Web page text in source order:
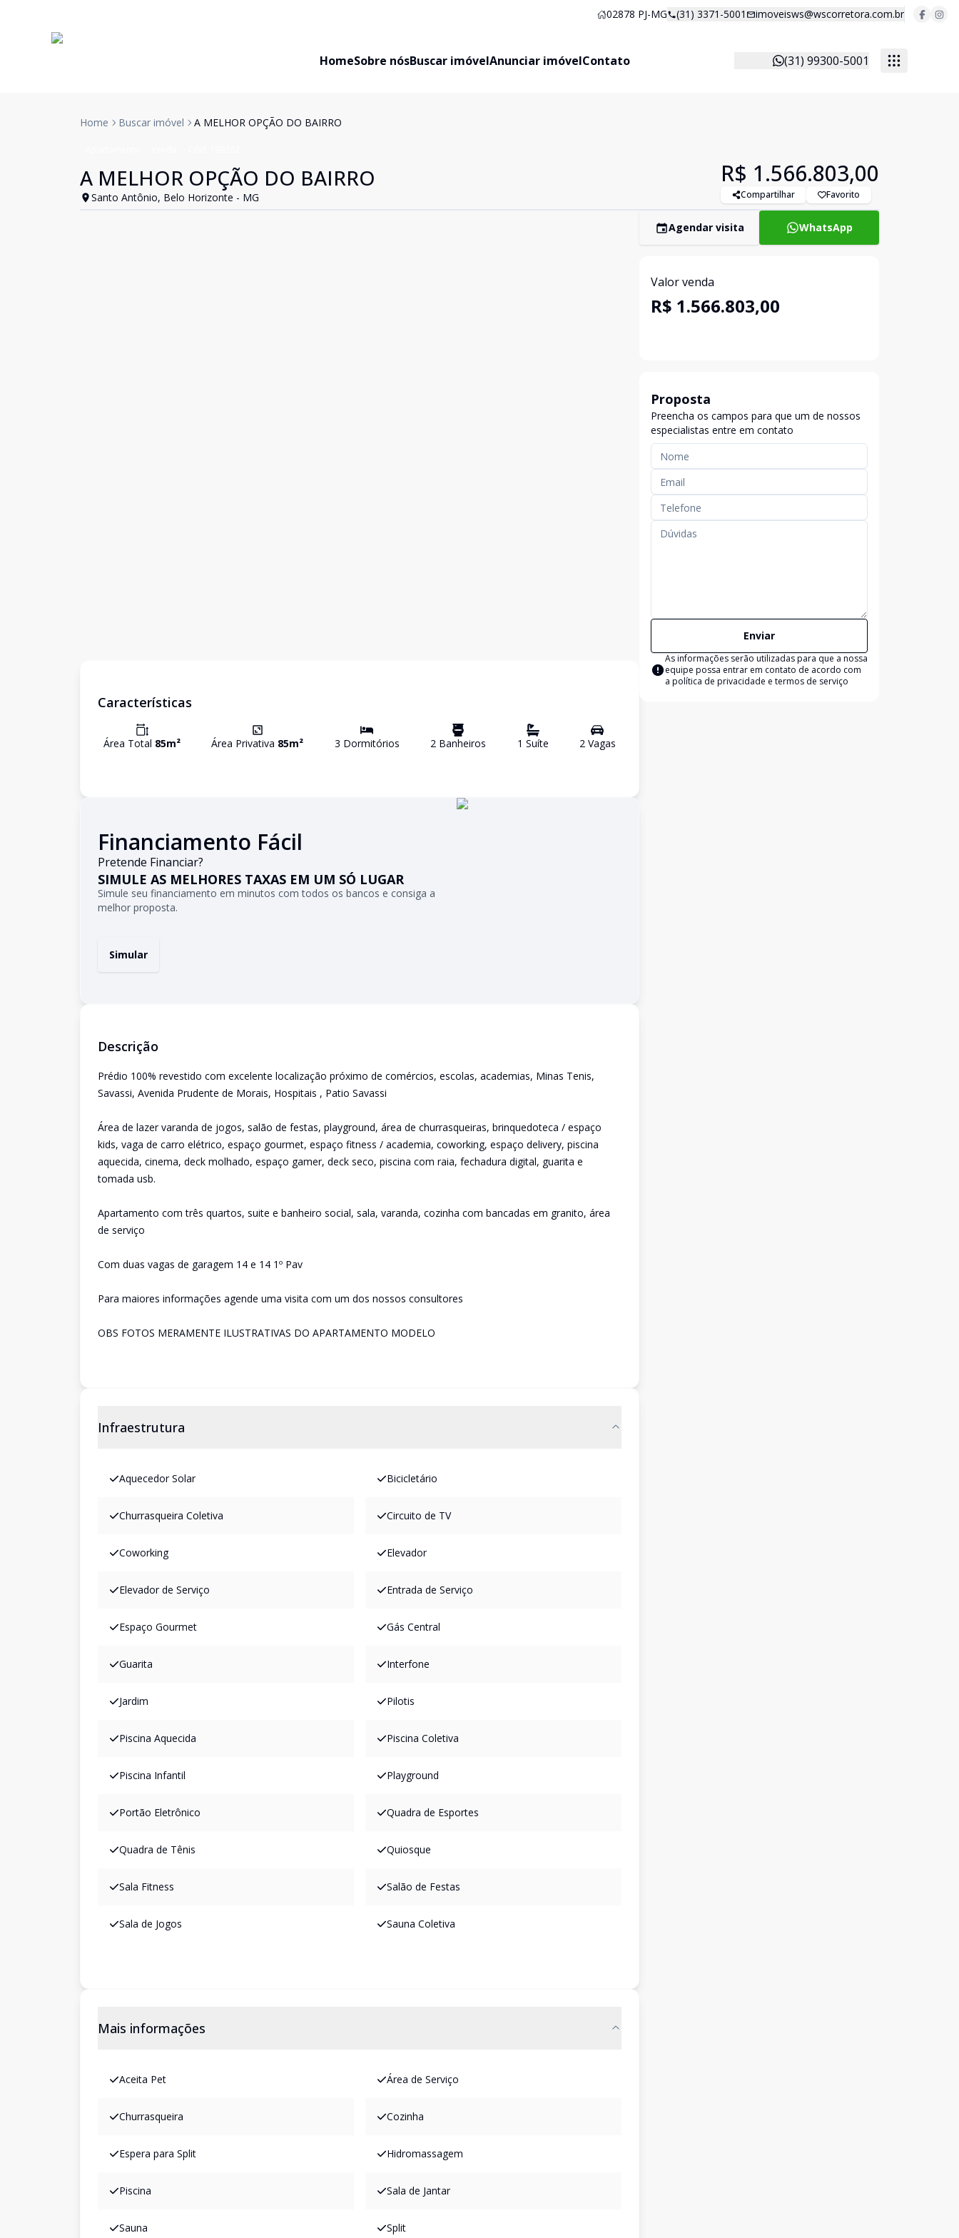
02878 PJ-MG (31) 3371-5001 imoveisws@wscorretora.com.br
HomeSobre nósBuscar imóvelAnunciar imóvelContato (31) 99300-5001
Home Buscar imóvel A MELHOR OPÇÃO DO BAIRRO
A MELHOR OPÇÃO DO BAIRRO
Santo Antônio, Belo Horizonte - MG
R$ 1.566.803,00
Compartilhar Favorito
Características
Área Total 85m² Área Privativa 85m² 3 Dormitórios 2 Banheiros 1 Suíte 2Vagas
Financiamento Fácil
Pretende Financiar?
SIMULE AS MELHORES TAXAS EM UM SÓ LUGAR
Simule seu financiamento em minutos com todos os bancos e consiga a
melhor proposta.
Simular
Descrição
Prédio 100% revestido com excelente localização próximo de comércios, escolas, academias, Minas Tenis,
Savassi, Avenida Prudente de Morais, Hospitais , Patio Savassi
Área de lazer varanda de jogos, salão de festas, playground, área de churrasqueiras, brinquedoteca / espaço
kids, vaga de carro elétrico, espaço gourmet, espaço fitness / academia, coworking, espaço delivery, piscina
aquecida, cinema, deck molhado, espaço gamer, deck seco, piscina com raia, fechadura digital, guarita e
tomada usb.
Apartamento com três quartos, suite e banheiro social, sala, varanda, cozinha com bancadas em granito, área
de serviço
Com duas vagas de garagem 14 e 14 1º Pav
Para maiores informações agende uma visita com um dos nossos consultores
OBS FOTOS MERAMENTE ILUSTRATIVAS DO APARTAMENTO MODELO
Infraestrutura
Aquecedor Solar Bicicletário
Churrasqueira Coletiva Circuito de TV
Coworking Elevador
Elevador de Serviço Entrada de Serviço
Espaço Gourmet Gás Central
Guarita Interfone
Jardim Pilotis
Piscina Aquecida Piscina Coletiva
Piscina Infantil Playground
Portão Eletrônico Quadra de Esportes
Quadra de Tênis Quiosque
Sala Fitness Salão de Festas
Sala de Jogos Sauna Coletiva
Mais informações
Aceita Pet Área de Serviço
Churrasqueira Cozinha
Espera para Split Hidromassagem
Piscina Sala de Jantar
Sauna Split
Agendar visita WhatsApp
Valor venda
R$ 1.566.803,00
Proposta
Preencha os campos para que um de nossos
especialistas entre em contato
Enviar
As informações serão utilizadas para que a nossa
equipe possa entrar em contato de acordo com
a política de privacidade e termos de serviço